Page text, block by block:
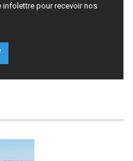
infolettre pour recevoir nos